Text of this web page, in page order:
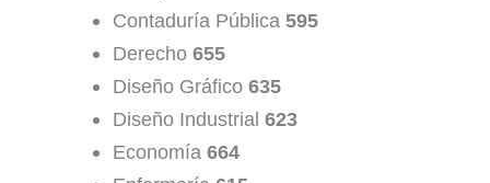
Contaduría Pública 595
Derecho 655
Diseño Gráfico 635
Diseño Industrial 623
Economía 664